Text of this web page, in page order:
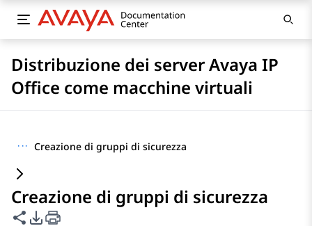
Distribuzione dei server Avaya IP
Office come macchine virtuali
··· Creazione di gruppi di sicurezza
Creazione di gruppi di sicurezza
Condividi questa pagina
Opzioni di esportazione PDF